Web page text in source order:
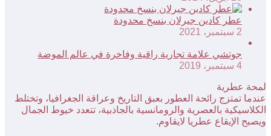
عطر كادين جيرلان بنسخ محدودة
2 سبتمبر، 2021
جوتشي علامة تجارية راقية وفاخرة في عالم الموضة
4 سبتمبر، 2019
لمحة عطرية
عندما تمتزج رائحة العطور بعبق التاريخ وعراقة الجغرافيا، وتختلط
الكلاسيكية بالعصرية والرومانسية بالجاذبية، تتعدد خيوط الجمال
ويصبح الإيقاع عطريا لايقاوم.